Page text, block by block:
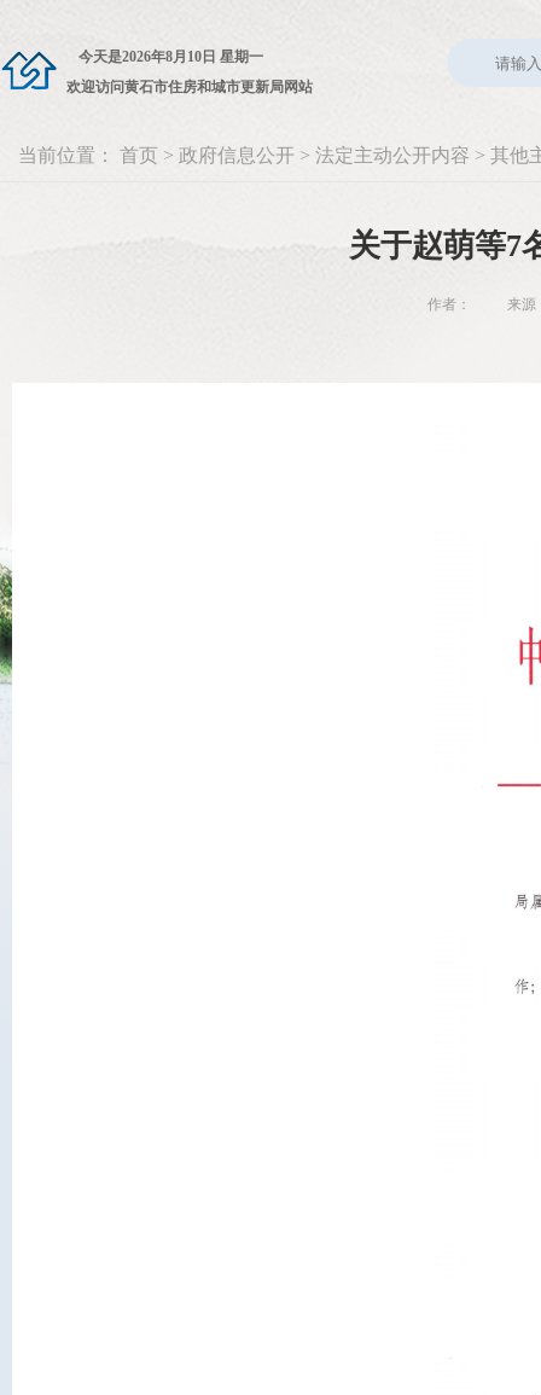
今天是2026年8月10日 星期一
欢迎访问黄石市住房和城市更新局网站
当前位置： 首页 > 政府信息公开 > 法定主动公开内容 > 其他
关于赵萌等7
作者： 来源